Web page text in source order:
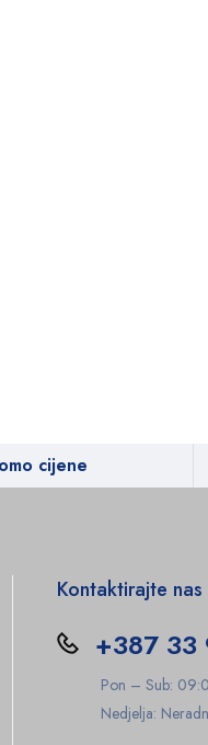
cijene
Kontaktirajte nas
+387 33
Pon – Sub:
Nedjelja: